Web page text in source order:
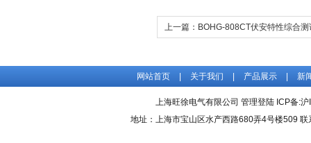
上一篇： BOHG-808CT伏安特性综合测
网站首页 关于我们 产品展示 新
上海旺徐电气有限公司 管理登陆 ICP备:沪
地址：上海市宝山区水产西路680弄4号楼509